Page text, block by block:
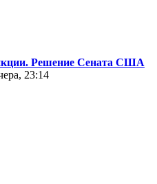
Решение Сената США
23:14